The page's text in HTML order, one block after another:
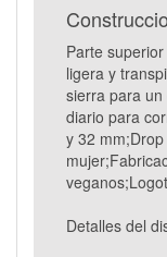
Parte
ligera y
sierra para
diario para
y 32
Detalles del